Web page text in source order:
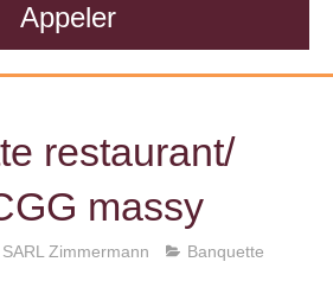
Appeler
restaurant/
massy
SARL Zimmermann Banquette